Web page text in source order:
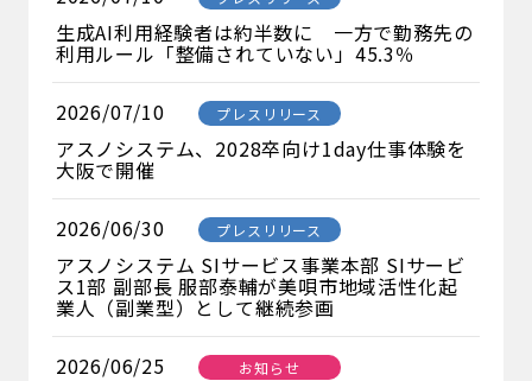
生成AI利用経験者は約半数に 一方で勤務先の
利用ルール「整備されていない」45.3％
2026/07/10 プレスリリース
アスノシステム、2028卒向け1day仕事体験を
大阪で開催
2026/06/30 プレスリリース
アスノシステム SIサービス事業本部 SIサービ
ス1部 副部長 服部泰輔が美唄市地域活性化起
業人（副業型）として継続参画
2026/06/25 お知らせ